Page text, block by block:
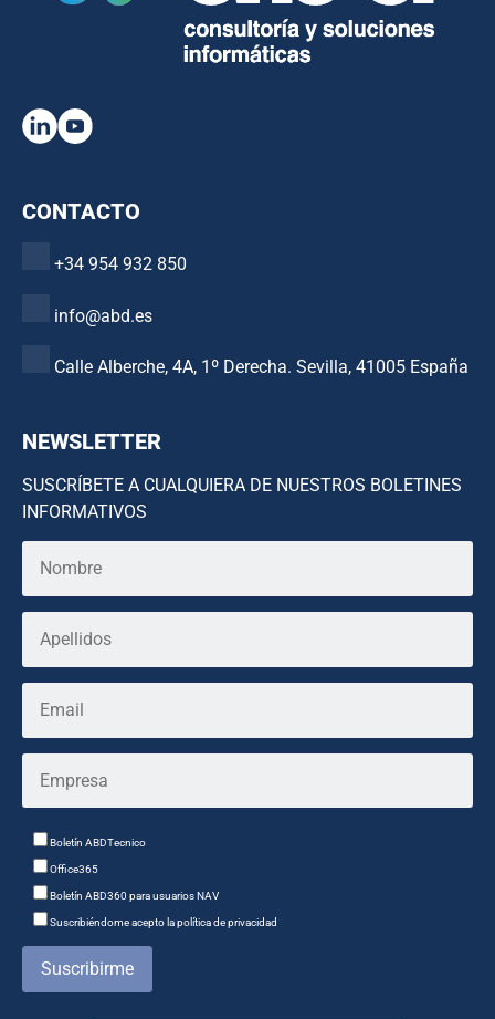
CONTACTO
+34 954 932 850
info@abd.es
Calle Alberche, 4A, 1º Derecha. Sevilla, 41005 España
NEWSLETTER
SUSCRÍBETE A CUALQUIERA DE NUESTROS BOLETINES
INFORMATIVOS
Boletín ABDTecnico
Office365
Boletín ABD360 para usuarios NAV
Suscribiéndome acepto la política de privacidad
Suscribirme